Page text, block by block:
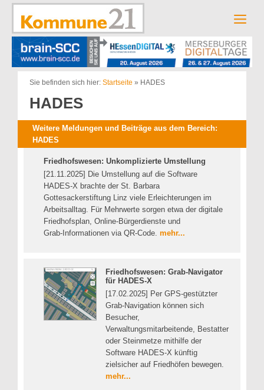
Zum
springen
Sie befinden sich hier: Startseite » HADES
HADES
Weitere Meldungen und Beiträge aus dem Bereich:
HADES
Friedhofswesen: Unkomplizierte Umstellung
[21.11.2025] Die Umstellung auf die Software
HADES‑X brachte der St. Barbara
Gottesackerstiftung Linz viele Erleichterungen im
Arbeitsalltag. Für Mehrwerte sorgen etwa der digitale
Friedhofsplan, Online-Bürgerdienste und
Grab‑Informationen via QR‑Code. mehr...
Friedhofswesen: Grab-Navigator
für HADES-X
[17.02.2025] Per GPS-gestützter
Grab-Navigation können sich
Besucher,
Verwaltungsmitarbeitende, Bestatter
oder Steinmetze mithilfe der
Software HADES-X künftig
zielsicher auf Friedhöfen bewegen.
mehr...